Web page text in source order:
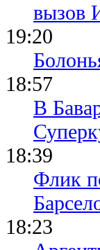
вызов
19:20
18:57
В
18:39
Флик
18:23